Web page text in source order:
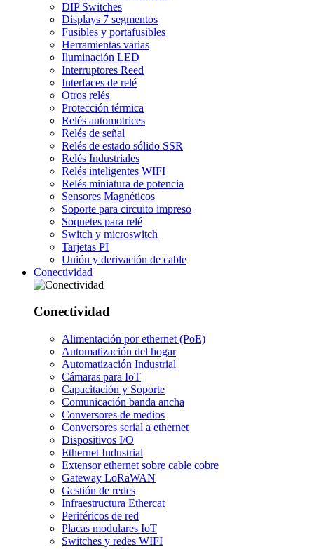
DIP Switches
Displays 7 segmentos
Fusibles y portafusibles
Herramientas varias
Iluminación LED
Interruptores Reed
Interfaces de relé
Otros relés
Protección térmica
Relés automotrices
Relés de señal
Relés de estado sólido SSR
Relés Industriales
Relés inteligentes WIFI
Relés miniatura de potencia
Sensores Magnéticos
Soporte para circuito impreso
Soquetes para relé
Switch y microswitch
Tarjetas PI
Unión y derivación de cable
Conectividad
Conectividad
Alimentación por ethernet (PoE)
Automatización del hogar
Automatización Industrial
Cámaras para IoT
Capacitación y Soporte
Comunicación banda ancha
Conversores de medios
Conversores serial a ethernet
Dispositivos I/O
Ethernet Industrial
Extensor ethernet sobre cable cobre
Gateway LoRaWAN
Gestión de redes
Infraestructura Ethercat
Periféricos de red
Placas modulares IoT
Switches y redes WIFI